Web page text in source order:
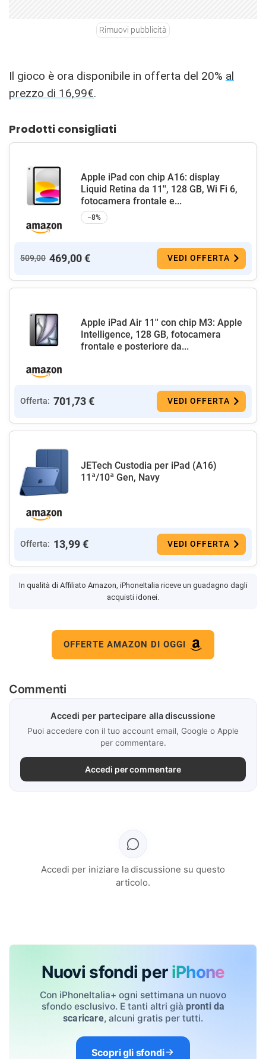
Rimuovi pubblicità
Il gioco è ora disponibile in offerta del 20% al
prezzo di 16,99€.
Prodotti consigliati
Apple iPad con chip A16: display
Liquid Retina da 11'', 128 GB, Wi Fi 6,
fotocamera frontale e...
−8%
509,00 469,00 € VEDI OFFERTA
Apple iPad Air 11'' con chip M3: Apple
Intelligence, 128 GB, fotocamera
frontale e posteriore da...
Offerta: 701,73 € VEDI OFFERTA
JETech Custodia per iPad (A16)
11ª/10ª Gen, Navy
Offerta: 13,99 € VEDI OFFERTA
In qualità di Affiliato Amazon, iPhoneItalia riceve un guadagno dagli
acquisti idonei.
OFFERTE AMAZON DI OGGI
Commenti
Accedi per partecipare alla discussione
Puoi accedere con il tuo account email, Google o Apple
per commentare.
Accedi per commentare
Accedi per iniziare la discussione su questo
articolo.
Nuovi sfondi per iPhone
Con iPhoneItalia+ ogni settimana un nuovo
sfondo esclusivo. E tanti altri già pronti da
scaricare, alcuni gratis per tutti.
Scopri gli sfondi